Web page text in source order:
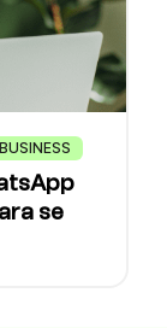
se